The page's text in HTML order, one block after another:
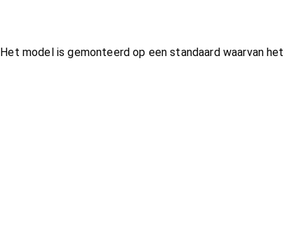
model is gemonteerd op een standaard waarvan het